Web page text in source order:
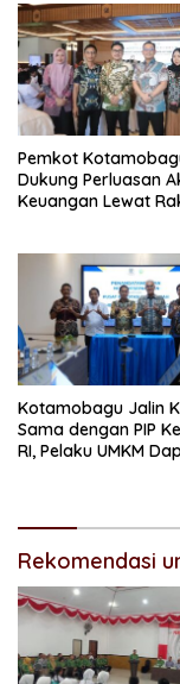
Pemkot
Dukung Perluasan
Keuangan Lewat
Kotamobagu Jalin
Sama dengan PIP
RI, Pelaku UMKM
Rekomendasi